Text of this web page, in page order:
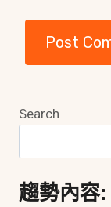
Search
趨勢內容: